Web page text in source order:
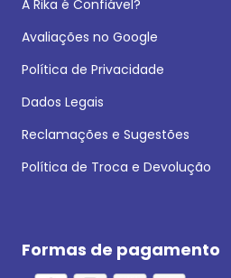
A Rika é Confiável?
Avaliações no Google
Política de Privacidade
Dados Legais
Reclamações e Sugestões
Política de Troca e Devolução
Formas de pagamento